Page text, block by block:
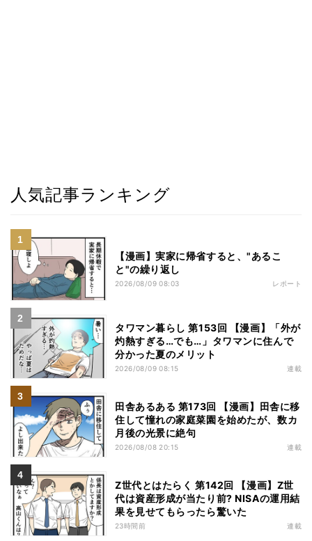
人気記事ランキング
【漫画】実家に帰省すると、"あるこ
と"の繰り返し
2026/08/09 08:03 レポート
タワマン暮らし 第153回 【漫画】「外が
灼熱すぎる…でも…」タワマンに住んで
分かった夏のメリット
2026/08/09 08:15 連載
田舎あるある 第173回 【漫画】田舎に移
住して憧れの家庭菜園を始めたが、数カ
月後の光景に絶句
2026/08/08 20:15 連載
Z世代とはたらく 第142回 【漫画】Z世
代は資産形成が当たり前? NISAの運用結
果を見せてもらったら驚いた
23時間前 連載